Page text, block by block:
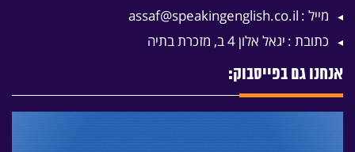
מייל : assaf@speakingenglish.co.il
כתובת : יגאל אלון 4 ב, מזכרת בתיה
אנחנו גם בפייסבוק: